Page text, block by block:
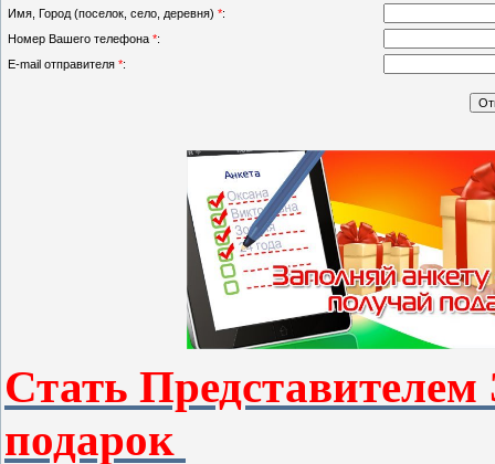
Имя, Город (поселок, село, деревня) *:
Номер Вашего телефона *:
E-mail отправителя *:
Стать
подарок